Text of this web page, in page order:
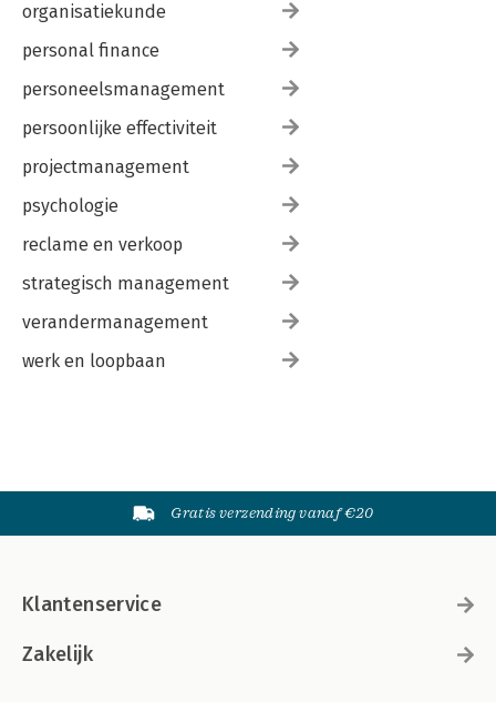
organisatiekunde
personal finance
personeelsmanagement
persoonlijke effectiviteit
projectmanagement
psychologie
reclame en verkoop
strategisch management
verandermanagement
werk en loopbaan
Gratis verzending vanaf €20
Klantenservice
Zakelijk